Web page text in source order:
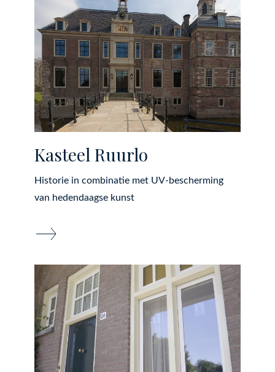
Kasteel Ruurlo
Historie in combinatie met UV-bescherming
van hedendaagse kunst